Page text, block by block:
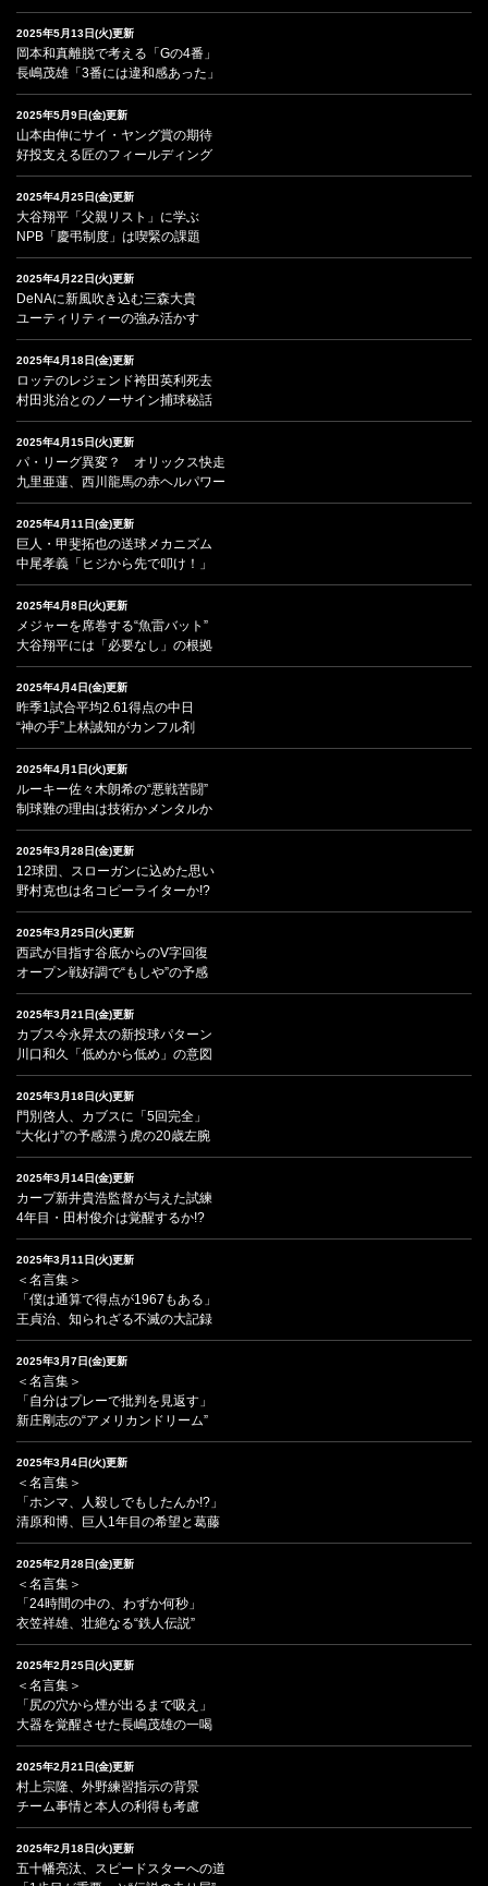
2025年5月13日(火)更新
岡本和真離脱で考える「Gの4番」
長嶋茂雄「3番には違和感あった」
2025年5月9日(金)更新
山本由伸にサイ・ヤング賞の期待
好投支える匠のフィールディング
2025年4月25日(金)更新
大谷翔平「父親リスト」に学ぶ
NPB「慶弔制度」は喫緊の課題
2025年4月22日(火)更新
DeNAに新風吹き込む三森大貴
ユーティリティーの強み活かす
2025年4月18日(金)更新
ロッテのレジェンド袴田英利死去
村田兆治とのノーサイン捕球秘話
2025年4月15日(火)更新
パ・リーグ異変？ オリックス快走
九里亜蓮、西川龍馬の赤ヘルパワー
2025年4月11日(金)更新
巨人・甲斐拓也の送球メカニズム
中尾孝義「ヒジから先で叩け！」
2025年4月8日(火)更新
メジャーを席巻する“魚雷バット”
大谷翔平には「必要なし」の根拠
2025年4月4日(金)更新
昨季1試合平均2.61得点の中日
“神の手”上林誠知がカンフル剤
2025年4月1日(火)更新
ルーキー佐々木朗希の“悪戦苦闘”
制球難の理由は技術かメンタルか
2025年3月28日(金)更新
12球団、スローガンに込めた思い
野村克也は名コピーライターか!?
2025年3月25日(火)更新
西武が目指す谷底からのV字回復
オープン戦好調で“もしや”の予感
2025年3月21日(金)更新
カブス今永昇太の新投球パターン
川口和久「低めから低め」の意図
2025年3月18日(火)更新
門別啓人、カブスに「5回完全」
“大化け”の予感漂う虎の20歳左腕
2025年3月14日(金)更新
カープ新井貴浩監督が与えた試練
4年目・田村俊介は覚醒するか!?
2025年3月11日(火)更新
＜名言集＞
「僕は通算で得点が1967もある」
王貞治、知られざる不滅の大記録
2025年3月7日(金)更新
＜名言集＞
「自分はプレーで批判を見返す」
新庄剛志の“アメリカンドリーム”
2025年3月4日(火)更新
＜名言集＞
「ホンマ、人殺しでもしたんか!?」
清原和博、巨人1年目の希望と葛藤
2025年2月28日(金)更新
＜名言集＞
「24時間の中の、わずか何秒」
衣笠祥雄、壮絶なる“鉄人伝説”
2025年2月25日(火)更新
＜名言集＞
「尻の穴から煙が出るまで吸え」
大器を覚醒させた長嶋茂雄の一喝
2025年2月21日(金)更新
村上宗隆、外野練習指示の背景
チーム事情と本人の利得も考慮
2025年2月18日(火)更新
五十幡亮汰、スピードスターへの道